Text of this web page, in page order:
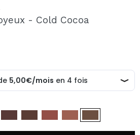
Maquibeauty.fr vous pourrez
vérifier l'état de vos
vos opérations précédentes.
UN COMPTE
- Cold Cocoa